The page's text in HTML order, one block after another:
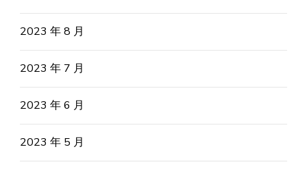
2023 年 8 月
2023 年 7 月
2023 年 6 月
2023 年 5 月